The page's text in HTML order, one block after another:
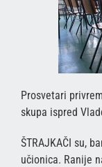
Prosvetari
skupa ispred
ŠTRAJKAČI su,
učionica. Ranije